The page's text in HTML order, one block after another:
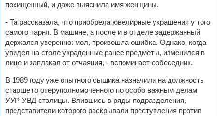
похищенный, и даже выяснила имя женщины.
- Та рассказала, что приобрела ювелирные украшения у того
самого парня. В машине, а после и в отделе задержанный
держался уверенно: мол, произошла ошибка. Однако, когда
увидел на столе украденные ранее предметы, изменился в
лице и заплакал от отчаяния, - вспоминает собеседник.
В 1989 году уже опытного сыщика назначили на должность
старше го оперуполномоченного по особо важным делам
УУР УВД столицы. Влившись в ряды подразделения,
представители которого раскрывали преступления против